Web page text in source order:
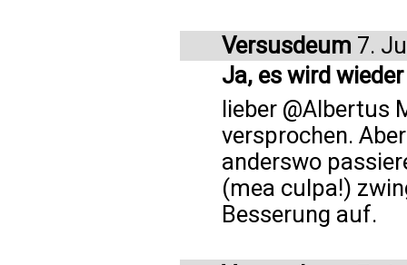
Versusdeum 7.
Ja, es wird
lieber @Albertus
versprochen.
anderswo
(mea culpa!)
Besserung auf.